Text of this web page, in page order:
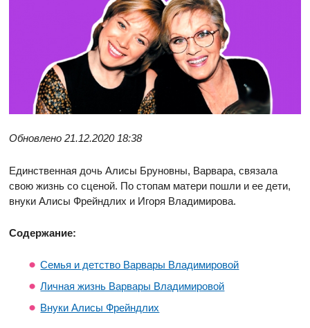
Обновлено 21.12.2020 18:38
Единственная дочь Алисы Бруновны, Варвара, связала
свою жизнь со сценой. По стопам матери пошли и ее дети,
внуки Алисы Фрейндлих и Игоря Владимирова.
Содержание:
Семья и детство Варвары Владимировой
Личная жизнь Варвары Владимировой
Внуки Алисы Фрейндлих